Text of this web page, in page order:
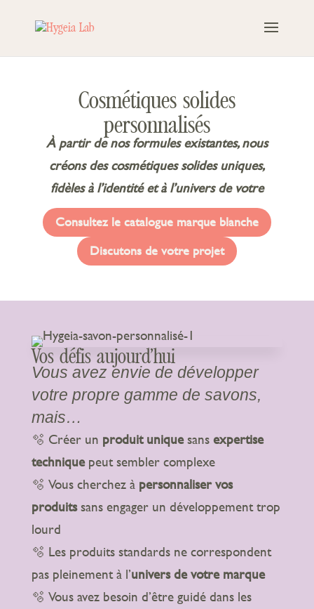
Cosmétiques solides
personnalisés
À partir de nos formules existantes, nous
créons des cosmétiques solides uniques,
fidèles à l’identité et à l’univers de votre
marque.
Consultez le catalogue marque blanche
Discutons de votre projet
Vos défis aujourd’hui
Vous avez envie de développer
votre propre gamme de savons,
mais…
🫧 Créer un produit uniquesans expertise
techniquepeut sembler complexe
🫧 Vous cherchez à personnaliser vos
produitssans engager un développement trop
lourd
🫧 Les produits standards ne correspondent
pas pleinement à l’univers de votre marque
🫧 Vous avez besoin d’être guidé dans les